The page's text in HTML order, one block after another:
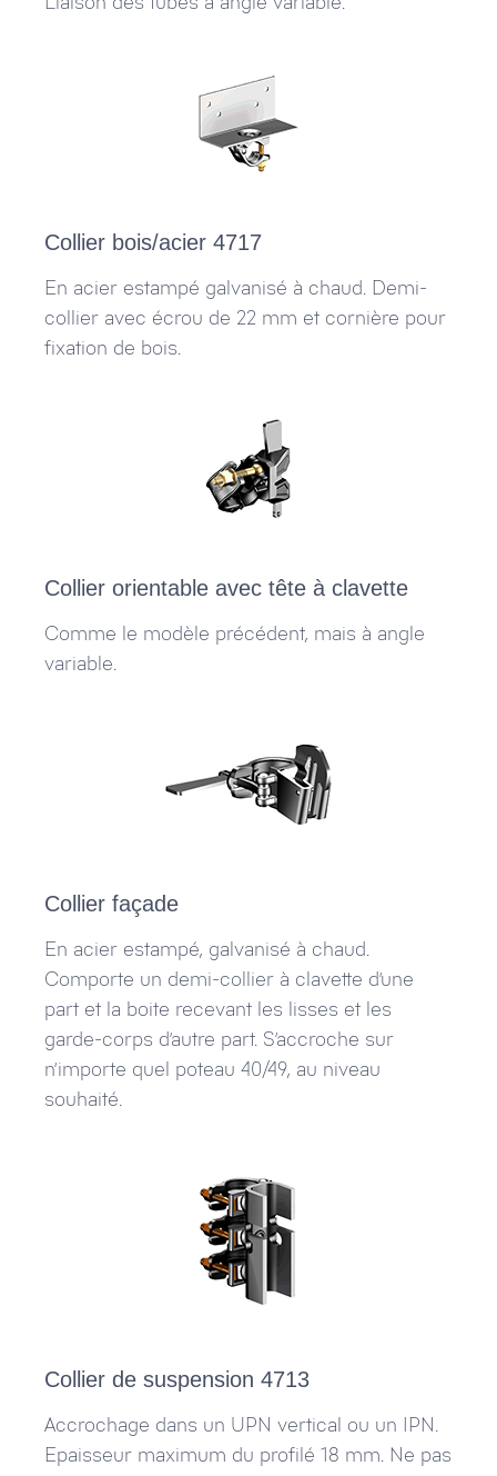
Collier bois/acier 4717
En acier estampé galvanisé à chaud. Demi-
collier avec écrou de 22 mm et cornière pour
fixation de bois.
Collier orientable avec tête à clavette
Comme le modèle précédent, mais à angle
variable.
Collier façade
En acier estampé, galvanisé à chaud.
Comporte un demi-collier à clavette d’une
part et la boite recevant les lisses et les
garde-corps d’autre part. S’accroche sur
n’importe quel poteau 40/49, au niveau
souhaité.
Collier de suspension 4713
Accrochage dans un UPN vertical ou un IPN.
Epaisseur maximum du profilé 18 mm. Ne pas